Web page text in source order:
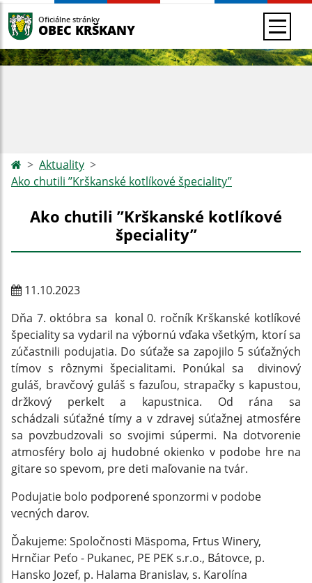
Oficiálne stránky
OBEC KRŠKANY
Aktuality
Ako chutili ’’Krškanské kotlíkové špeciality’’
Ako chutili ’’Krškanské kotlíkové
špeciality’’
11.10.2023
Dňa 7. októbra sa konal 0. ročník Krškanské kotlíkové
špeciality sa vydaril na výbornú vďaka všetkým, ktorí sa
zúčastnili podujatia. Do súťaže sa zapojilo 5 súťažných
tímov s rôznymi špecialitami. Ponúkal sa divinový
guláš, bravčový guláš s fazuľou, strapačky s kapustou,
držkový perkelt a kapustnica. Od rána sa
schádzali súťažné tímy a v zdravej súťažnej atmosfére
sa povzbudzovali so svojimi súpermi. Na dotvorenie
atmosféry bolo aj hudobné okienko v podobe hre na
gitare so spevom, pre deti maľovanie na tvár.
Podujatie bolo podporené sponzormi v podobe
vecných darov.
Ďakujeme: Spoločnosti Mäspoma, Frtus Winery,
Hrnčiar Peťo - Pukanec, PE PEK s.r.o., Bátovce, p.
Hansko Jozef, p. Halama Branislav, s. Karolína